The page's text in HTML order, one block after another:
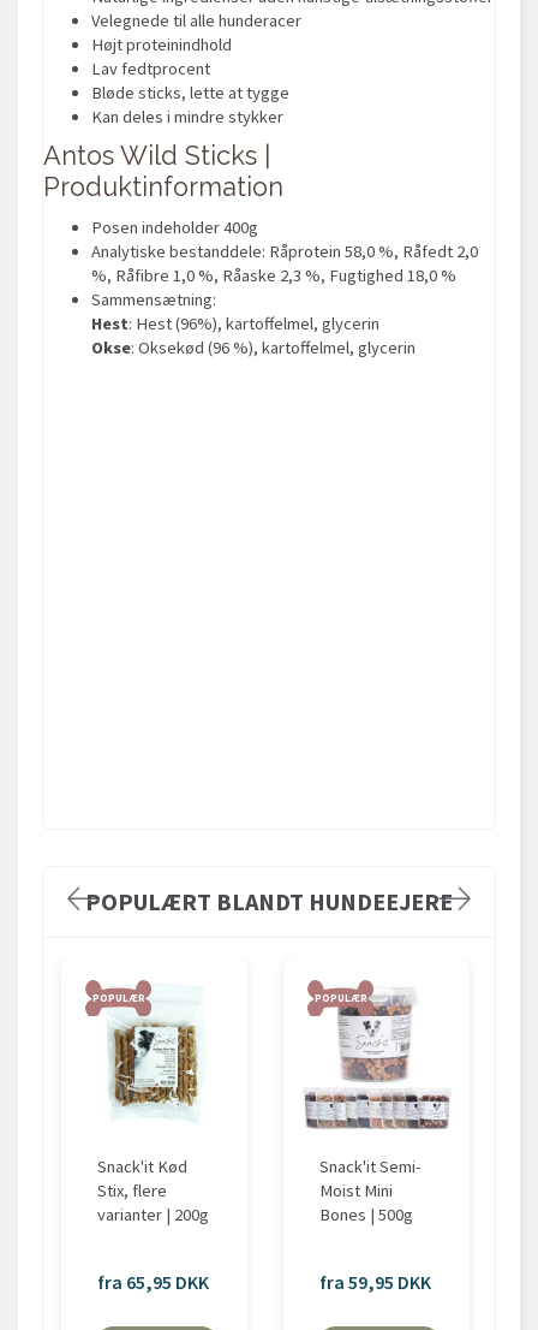
Velegnede til alle hunderacer
Højt proteinindhold
Lav fedtprocent
Bløde sticks, lette at tygge
Kan deles i mindre stykker
Antos Wild Sticks |
Produktinformation
Posen indeholder 400g
Analytiske bestanddele: Råprotein 58,0 %, Råfedt 2,0
%, Råfibre 1,0 %, Råaske 2,3 %, Fugtighed 18,0 %
Sammensætning:
Hest: Hest (96%), kartoffelmel, glycerin
Okse: Oksekød (96 %), kartoffelmel, glycerin
POPULÆRT BLANDT HUNDEEJERE
POPULÆR
Snack'it Kød
Stix, flere
varianter | 200g
fra 65,95 DKK
POPULÆR
Snack'it Semi-
Moist Mini
Bones | 500g
fra 59,95 DKK